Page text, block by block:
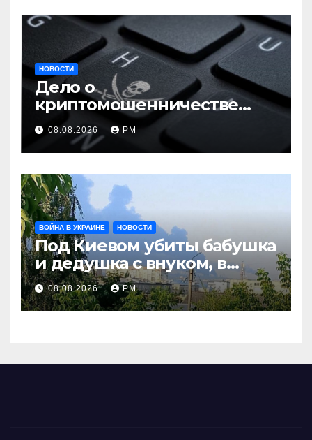
НОВОСТИ
Дело о
криптомошенничестве
оборачивают в содействие
терроризму
08.08.2026 РМ
ВОЙНА В УКРАИНЕ НОВОСТИ
Под Киевом убиты бабушка
и дедушка с внуком, в
Поволжье и на Кубани
вновь горят НПЗ
08.08.2026 РМ